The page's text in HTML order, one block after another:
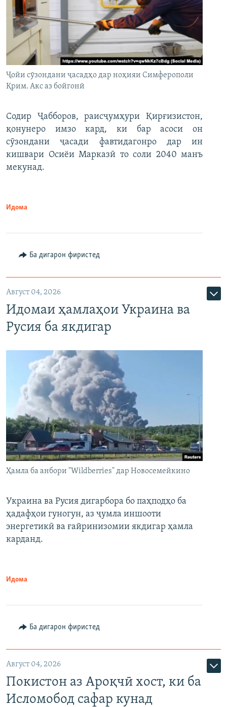
Ҷойи сӯзондани ҷасадҳо дар ноҳияи Симферополи
Қрим. Акс аз бойгонӣ
Содир Ҷабборов, раисҷумҳури Қирғизистон,
қонунеро имзо кард, ки бар асоси он
сӯзондани ҷасади фавтидагонро дар ин
кишвари Осиёи Марказӣ то соли 2040 манъ
мекунад.
Идома
Ба дигарон фиристед
Август 04, 2026
Идомаи ҳамлаҳои Украина ва
Русия ба якдигар
Ҳамла ба анбори "Wildberries" дар Новосемейкино
Украина ва Русия дигарбора бо паҳподҳо ба
ҳадафҳои гуногун, аз ҷумла иншооти
энергетикӣ ва ғайринизомии якдигар ҳамла
карданд.
Идома
Ба дигарон фиристед
Август 04, 2026
Покистон аз Ароқчӣ хост, ки ба
Исломобод сафар кунад